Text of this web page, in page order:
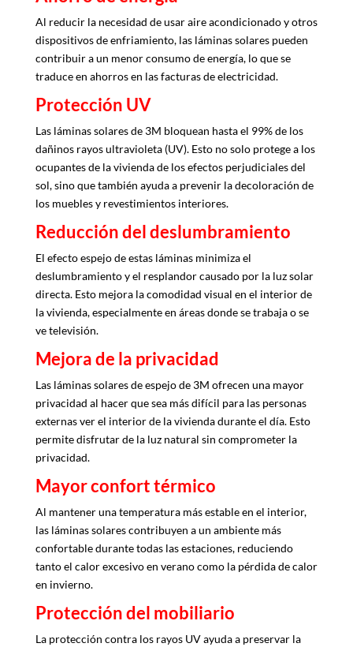
Al reducir la necesidad de usar aire acondicionado y otros
dispositivos de enfriamiento, las láminas solares pueden
contribuir a un menor consumo de energía, lo que se
traduce en ahorros en las facturas de electricidad.
Protección UV
Las láminas solares de 3M bloquean hasta el 99% de los
dañinos rayos ultravioleta (UV). Esto no solo protege a los
ocupantes de la vivienda de los efectos perjudiciales del
sol, sino que también ayuda a prevenir la decoloración de
los muebles y revestimientos interiores.
Reducción del deslumbramiento
El efecto espejo de estas láminas minimiza el
deslumbramiento y el resplandor causado por la luz solar
directa. Esto mejora la comodidad visual en el interior de
la vivienda, especialmente en áreas donde se trabaja o se
ve televisión.
Mejora de la privacidad
Las láminas solares de espejo de 3M ofrecen una mayor
privacidad al hacer que sea más difícil para las personas
externas ver el interior de la vivienda durante el día. Esto
permite disfrutar de la luz natural sin comprometer la
privacidad.
Mayor confort térmico
Al mantener una temperatura más estable en el interior,
las láminas solares contribuyen a un ambiente más
confortable durante todas las estaciones, reduciendo
tanto el calor excesivo en verano como la pérdida de calor
en invierno.
Protección del mobiliario
La protección contra los rayos UV ayuda a preservar la